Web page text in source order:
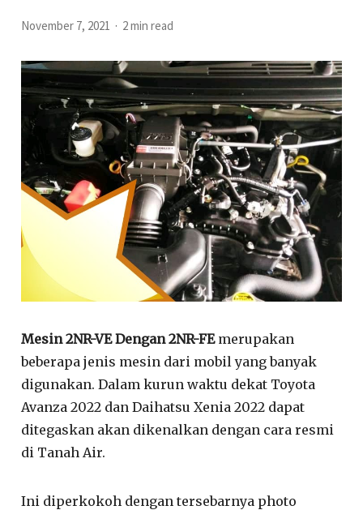
November 7, 2021 2 min read
Mesin 2NR-VE Dengan 2NR-FEmerupakan
beberapa jenis mesin dari mobil yang banyak
digunakan. Dalam kurun waktu dekat Toyota
Avanza 2022 dan Daihatsu Xenia 2022 dapat
ditegaskan akan dikenalkan dengan cara resmi
di Tanah Air.
Ini diperkokoh dengan tersebarnya photo